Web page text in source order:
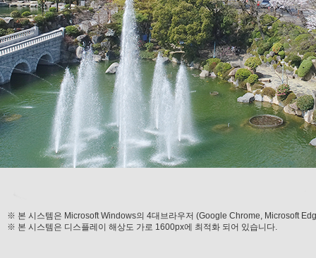
※ 본 시스템은 Microsoft Windows의 4대브라우저 (Google Chrome, Microsoft
※ 본 시스템은 디스플레이 해상도 가로 1600px에 최적화 되어 있습니다.